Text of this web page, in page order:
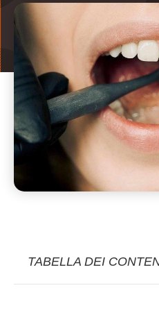
TABELLA DEI